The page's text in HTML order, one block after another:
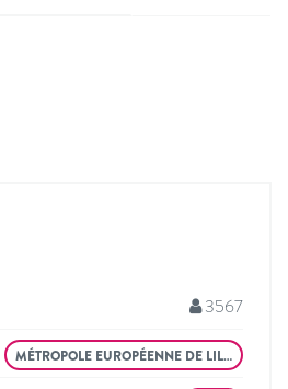
3567
MÉTROPOLE EUROPÉENNE DE LIL…